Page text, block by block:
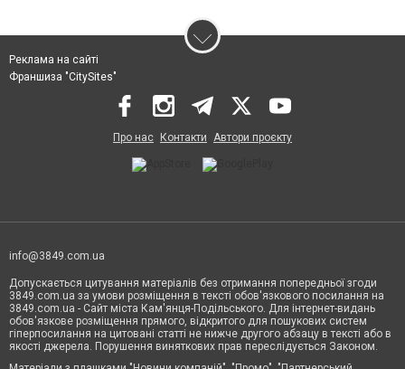
Реклама на сайті
Франшиза "CitySites"
Про нас Контакти Автори проєкту
info@3849.com.ua
Допускається цитування матеріалів без отримання попередньої згоди
3849.com.ua за умови розміщення в тексті обов'язкового посилання на
3849.com.ua - Сайт міста Кам'янця-Подільського. Для інтернет-видань
обов'язкове розміщення прямого, відкритого для пошукових систем
гіперпосилання на цитовані статті не нижче другого абзацу в тексті або в
якості джерела. Порушення виняткових прав переслідується Законом.